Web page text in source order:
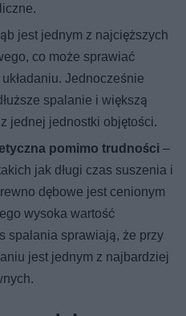
jest jednym z najcięższych
co może sprawiać
Jednocześnie
spalanie i większą
jednej jednostki objętości.
pomimo trudności –
jak długi czas suszenia i
dębowe jest cenionym
wysoka wartość
spalania sprawiają, że przy
jest jednym z najbardziej